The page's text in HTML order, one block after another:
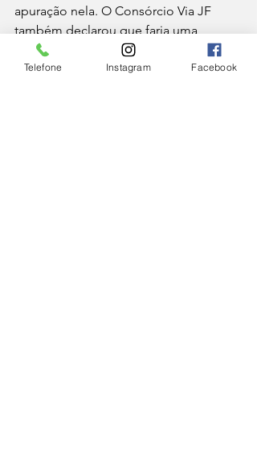
apuração nela. O Consórcio Via JF
também declarou que faria uma
apuração interna das causas do
acidente.
Telefone Instagram Facebook